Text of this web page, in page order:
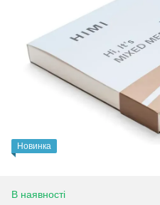
Новинка
В наявності